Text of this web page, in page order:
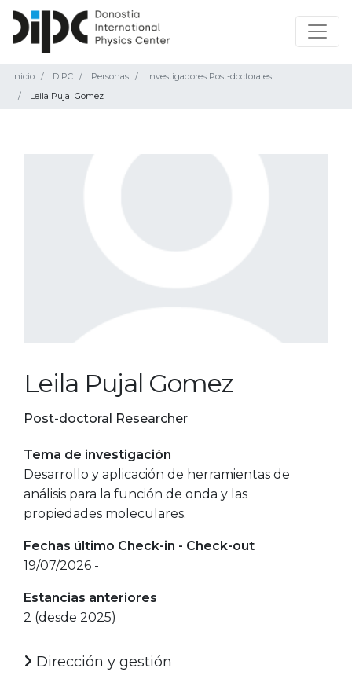
Inicio DIPC Personas
Investigadores Post-doctorales
Leila Pujal Gomez
Leila Pujal Gomez
Post-doctoral Researcher
Tema de investigación
Desarrollo y aplicación de herramientas de
análisis para la función de onda y las
propiedades moleculares.
Fechas último Check-in - Check-out
19/07/2026 -
Estancias anteriores
2 (desde 2025)
Dirección y gestión